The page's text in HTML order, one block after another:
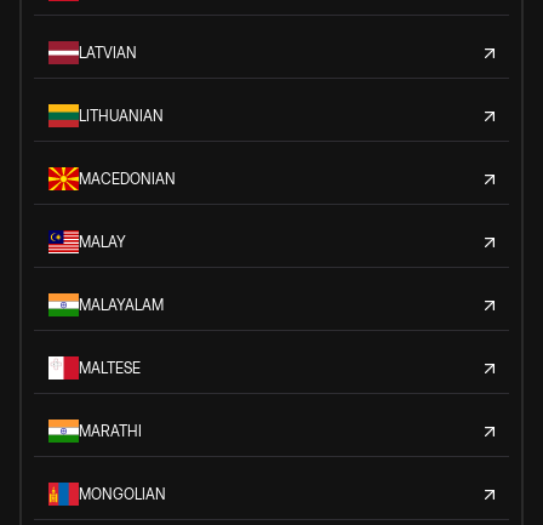
LATVIAN
LITHUANIAN
MACEDONIAN
MALAY
MALAYALAM
MALTESE
MARATHI
MONGOLIAN